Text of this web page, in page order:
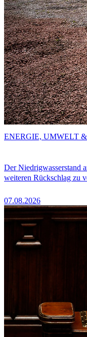
Der Niedrigwasserstand
weiteren Rückschlag zu
07.08.2026
ENERGIE, UMWELT